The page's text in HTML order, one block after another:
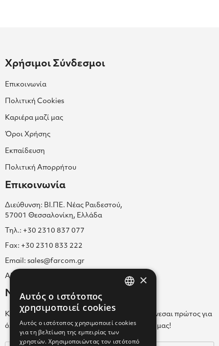
Χρήσιμοι Σύνδεσμοι
Επικοινωνία
Πολιτική Cookies
Καριέρα μαζί μας
Όροι Χρήσης
Εκπαίδευση
Πολιτική Απορρήτου
Επικοινωνία
Διεύθυνση: ΒΙ.ΠΕ. Νέας Ραιδεστού,
57001 Θεσσαλονίκη, Ελλάδα
Τηλ.: +30 2310 837 077
Fax: +30 2310 833 222
Email: sales@farcom.gr
ΑΡ.Γ.Ε.ΜΗ. 038365205000
Newsletter
Κάνε εγγραφή στο Newsletter για να ενημερώνεσαι πρώτος για
όλα τα νέα μας και τα ολοκαίνουρια προϊόντα μας!
×
Αυτός ο ιστότοπος
χρησιμοποιεί cookies
Αυτός ο ιστότοπος χρησιμοποιεί cookies
για τη βελτίωση της εμπειρίας των
χρηστών. Χρησιμοποιώντας τον ιστότοπό